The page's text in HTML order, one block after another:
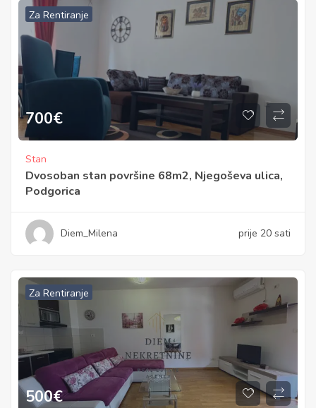
Za Rentiranje
700€
Stan
Dvosoban stan površine 68m2, Njegoševa ulica,
Podgorica
Diem_Milena prije 20 sati
Za Rentiranje
500€